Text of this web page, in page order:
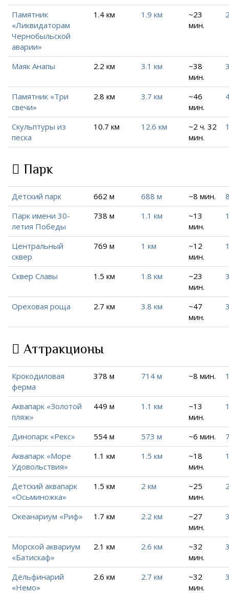
Памятник
«Ликвидаторам
Чернобыльской
аварии»
1.4 км 1.9 км
~23
мин.
Маяк Анапы 2.2 км 3.1 км
~38
мин.
Памятник «Три
свечи»
2.8 км 3.7 км
~46
мин.
Скульптуры из
песка
10.7 км 12.6 км
~2 ч. 32
мин.
Парк
Детский парк 662 м 688 м ~8 мин.
Парк имени 30-
летия Победы
738 м 1.1 км
~13
мин.
Центральный
сквер
769 м 1 км
~12
мин.
Сквер Славы 1.5 км 1.8 км
~23
мин.
Ореховая роща 2.7 км 3.8 км
~47
мин.
Аттракционы
Крокодиловая
ферма
378 м 714 м ~8 мин.
Аквапарк «Золотой
пляж»
449 м 1.1 км
~13
мин.
Динопарк «Рекс» 554 м 573 м ~6 мин.
Аквапарк «Море
Удовольствия»
1.1 км 1.5 км
~18
мин.
Детский аквапарк
«Осьминожка»
1.5 км 2 км
~25
мин.
Океанариум «Риф» 1.7 км 2.2 км
~27
мин.
Морской аквариум
«Батискаф»
2.1 км 2.6 км
~32
мин.
Дельфинарий
«Немо»
2.6 км 2.7 км
~32
мин.